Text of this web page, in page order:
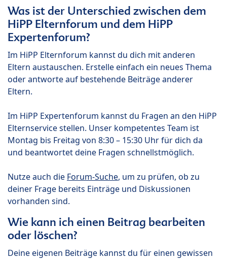
Was ist der Unterschied zwischen dem
HiPP Elternforum und dem HiPP
Expertenforum?
Im HiPP Elternforum kannst du dich mit anderen
Eltern austauschen. Erstelle einfach ein neues Thema
oder antworte auf bestehende Beiträge anderer
Eltern.
Im HiPP Expertenforum kannst du Fragen an den HiPP
Elternservice stellen. Unser kompetentes Team ist
Montag bis Freitag von 8:30 – 15:30 Uhr für dich da
und beantwortet deine Fragen schnellstmöglich.
Nutze auch die Forum-Suche, um zu prüfen, ob zu
deiner Frage bereits Einträge und Diskussionen
vorhanden sind.
Wie kann ich einen Beitrag bearbeiten
oder löschen?
Deine eigenen Beiträge kannst du für einen gewissen